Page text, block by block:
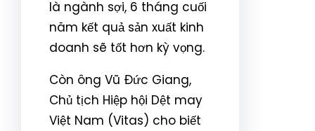
là ngành sợi, 6 tháng cuối
năm kết quả sản xuất kinh
doanh sẽ tốt hơn kỳ vọng.
Còn ông Vũ Đức Giang,
Chủ tịch Hiệp hội Dệt may
Việt Nam (Vitas) cho biết